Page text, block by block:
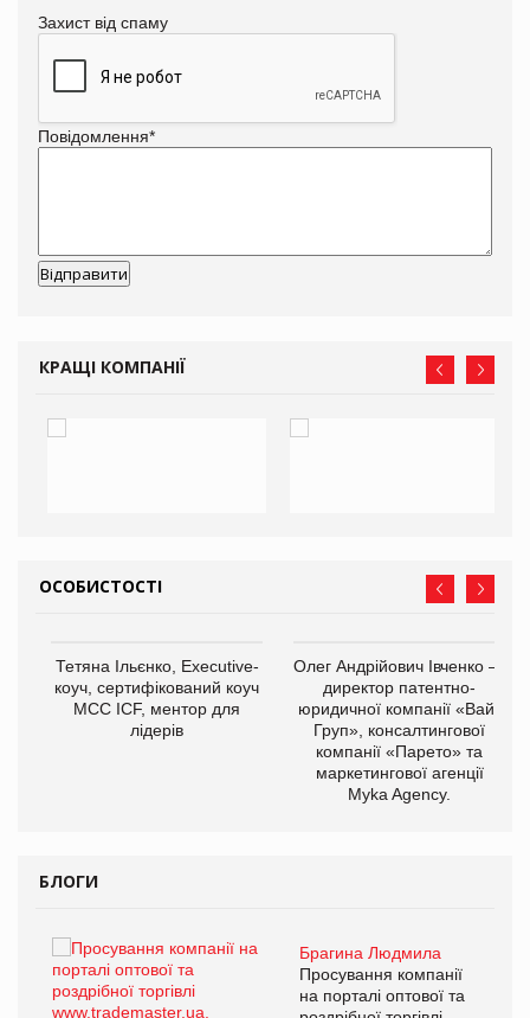
Захист від спаму
Повідомлення*
КРАЩІ КОМПАНІЇ
ОСОБИСТОСТІ
Тетяна Ільєнко, Executive-
коуч, сертифікований коуч
МСС ICF, ментор для
лідерів
Олег Андрійович Івченко —
директор патентно-
юридичної компанії «Вайз
Груп», консалтингової
компанії «Парето» та
маркетингової агенції
Myka Agency.
БЛОГИ
Брагина Людмила
Просування компанії
на порталі оптової та